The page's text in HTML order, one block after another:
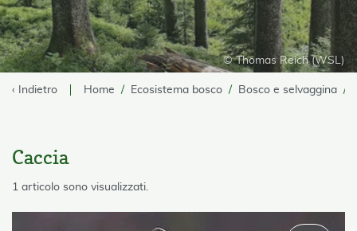
© Thomas Reich (WSL)
‹ Indietro Home Ecosistema bosco Bosco e selvaggina
Caccia
skip List
1 articolo sono visualizzati.